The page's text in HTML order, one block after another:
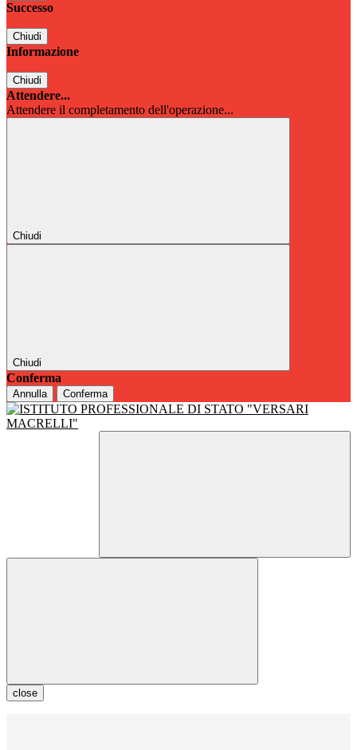
Successo
Chiudi
Informazione
Chiudi
Attendere...
Attendere il completamento dell'operazione...
Chiudi
Chiudi
Conferma
Annulla Conferma
close